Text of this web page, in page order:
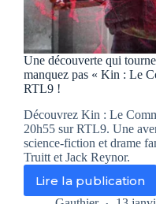
Une découverte qui
manquez pas « Kin : Le
RTL9 !
Découvrez Kin : Le
20h55 sur RTL9. Une
science-fiction et drame
Truitt et Jack Reynor.
Lire la publication
Une